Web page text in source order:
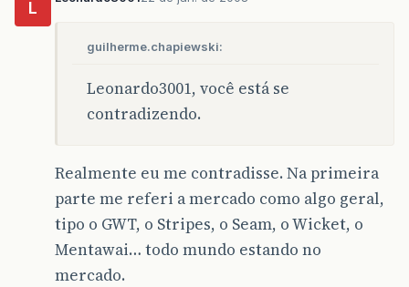
L
guilherme.chapiewski:
Leonardo3001, você está se
contradizendo.
Realmente eu me contradisse. Na primeira
parte me referi a mercado como algo geral,
tipo o GWT, o Stripes, o Seam, o Wicket, o
Mentawai… todo mundo estando no
mercado.